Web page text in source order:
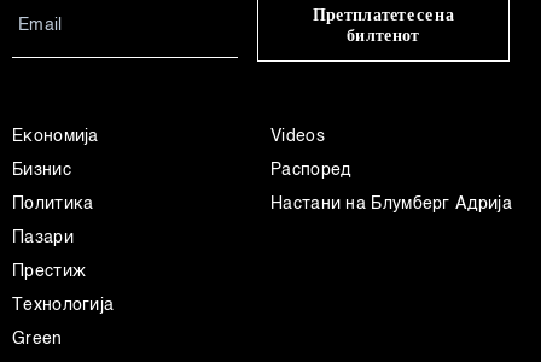
Претплатете се на
билтенот
Економија
Бизнис
Политика
Пазари
Престиж
Технологија
Green
Videos
Распоред
Настани на Блумберг Адрија